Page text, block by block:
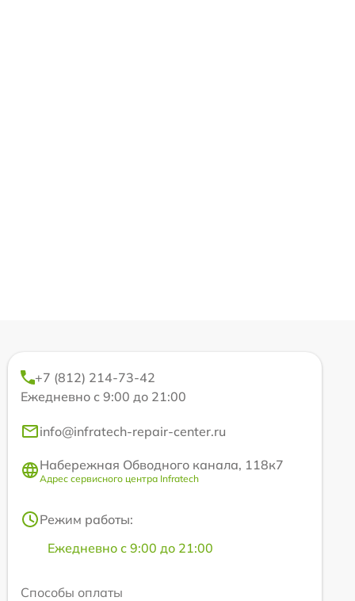
+7 (812) 214-73-42
Ежедневно с 9:00 до 21:00
info@infratech-repair-center.ru
Набережная Обводного канала, 118к7
Адрес сервисного центра Infratech
Режим работы:
Ежедневно с 9:00 до 21:00
Способы оплаты